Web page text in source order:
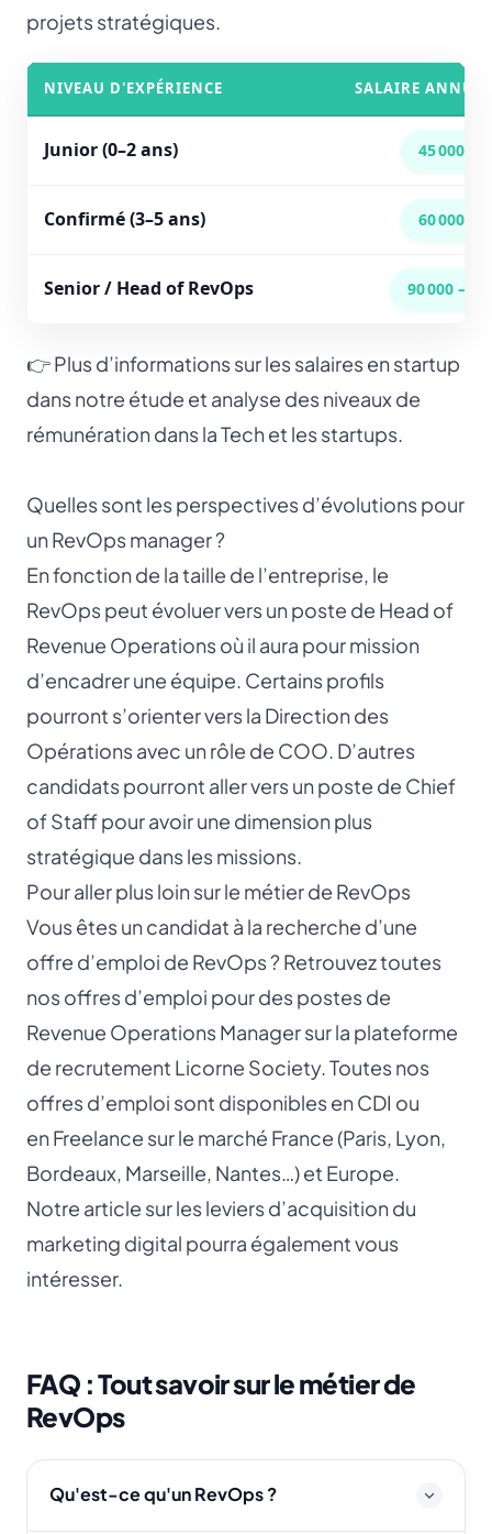
projets stratégiques.
NIVEAU D'EXPÉRIENCE SALAIRE
Junior (0–2 ans) 45 000 –
Confirmé (3–5 ans) 60 000 –
Senior / Head of RevOps 90 000 –
👉 Plus d’informations sur lessalaires en startup
dans notre étude et analyse des niveaux de
rémunération dans la Tech et les startups.
Quelles sont les perspectives d’évolutions pour
un RevOps manager ?
En fonction de la taille de l’entreprise, le
RevOps peut évoluer vers un poste de Head of
Revenue Operations où il aura pour mission
d’encadrer une équipe. Certains profils
pourront s’orienter vers la Direction des
Opérations avec un rôle de COO. D’autres
candidats pourront aller vers un poste de Chief
of Staffpour avoir une dimension plus
stratégique dans les missions.
Pour aller plus loin sur le métier de RevOps
Vous êtes un candidat à la recherche d’une
offre d’emploi de RevOps ? Retrouvez toutes
nos offres d’emploi pour des postes de
Revenue Operations Manager sur la plateforme
de recrutement Licorne Society. Toutes nos
offres d’emploi sont disponibles en CDI ou
en Freelance sur le marché France (Paris, Lyon,
Bordeaux, Marseille, Nantes…) et Europe.
Notre article sur lesleviers d’acquisition du
marketing digital pourra également vous
intéresser.
FAQ : Tout savoir sur le métier de
RevOps
Qu'est-ce qu'un RevOps ?